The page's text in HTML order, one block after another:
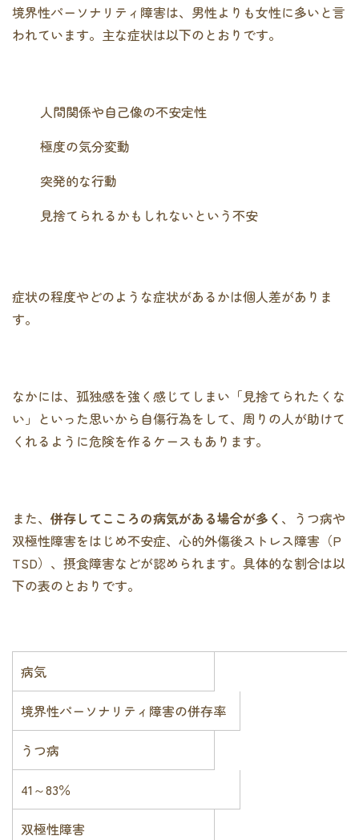
境界性パーソナリティ障害は、男性よりも女性に多いと言
われています。主な症状は以下のとおりです。
人間関係や自己像の不安定性
極度の気分変動
突発的な行動
見捨てられるかもしれないという不安
症状の程度やどのような症状があるかは個人差がありま
す。
なかには、孤独感を強く感じてしまい「見捨てられたくな
い」といった思いから自傷行為をして、周りの人が助けて
くれるように危険を作るケースもあります。
また、 併存してこころの病気がある場合が多く 、うつ病や
双極性障害をはじめ不安症、心的外傷後ストレス障害（P
TSD）、摂食障害などが認められます。具体的な割合は以
下の表のとおりです。
病気
境界性パーソナリティ障害の併存率
うつ病
41～83％
双極性障害